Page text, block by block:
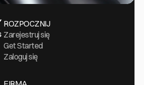
ROZPOCZNIJ
Zarejestruj się
Get Started
Zaloguj się